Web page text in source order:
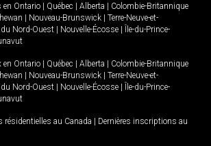
en Ontario | Québec | Alberta | Colombie-Britannique
| Nouveau-Brunswick | Terre-Neuve-et-
Nord-Ouest | Nouvelle-Écosse | Île-du-Prince-
en Ontario | Québec | Alberta | Colombie-Britannique
| Nouveau-Brunswick | Terre-Neuve-et-
Nord-Ouest | Nouvelle-Écosse | Île-du-Prince-
résidentielles au Canada | Dernières inscriptions au